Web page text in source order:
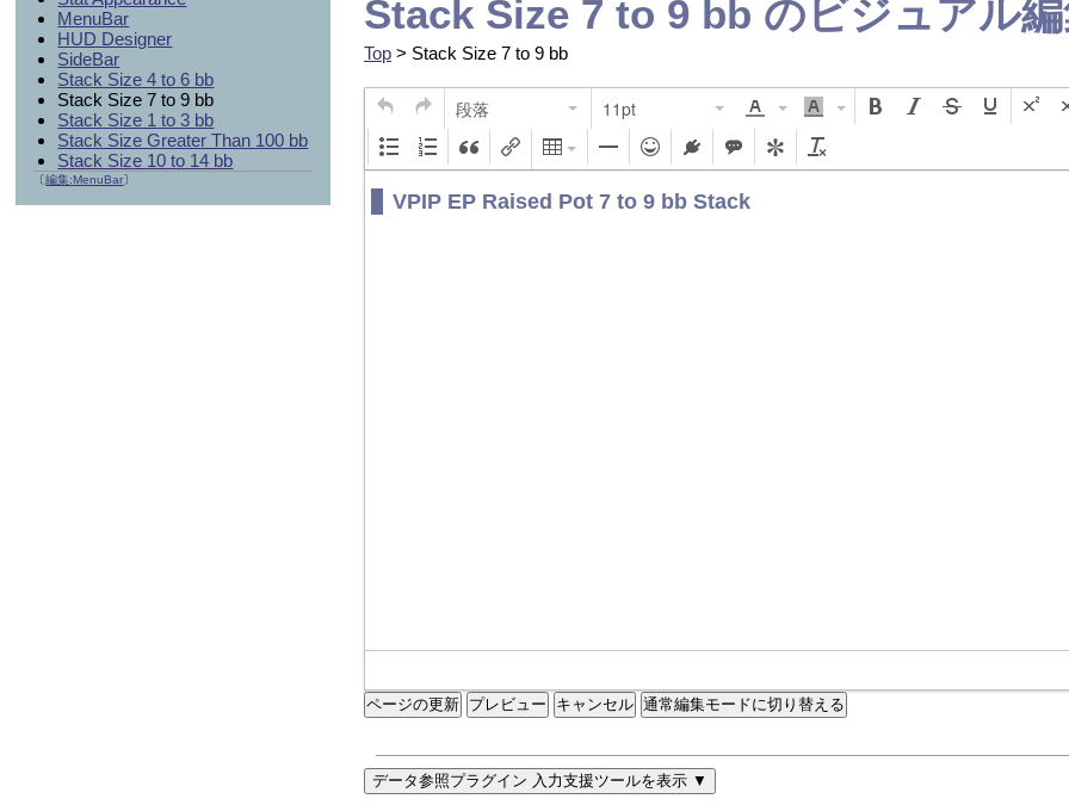
Stack Size 7 to 9 bb のビジュアル
Top > Stack Size 7 to 9 bb
段落 11pt
ページの更新 通常編集モードに切り替える
データ参照プラグイン 入力支援ツールを表示 ▼
MenuBar
HUD Designer
SideBar
Stack Size 4 to 6 bb
Stack Size 7 to 9 bb
Stack Size 1 to 3 bb
Stack Size Greater Than 100 bb
Stack Size 10 to 14 bb
〔編集:MenuBar〕